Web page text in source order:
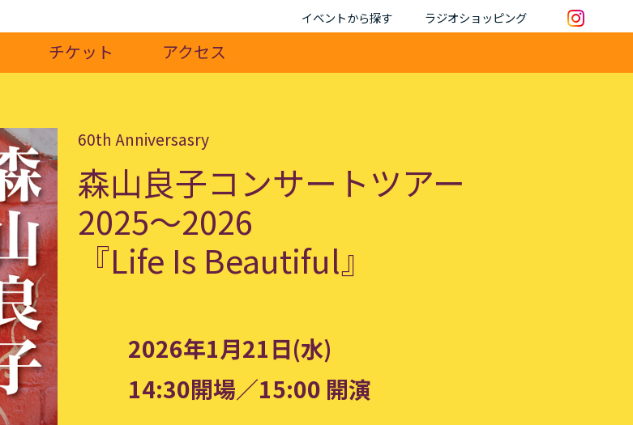
イベントから探す ラジオショッピング
チケット アクセス
60th Anniversasry
森山良子コンサートツアー
2025〜2026
『Life Is Beautiful』
2026年1月21日(水)
14:30開場／15:00 開演